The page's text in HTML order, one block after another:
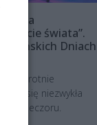
na
świata”.
Dniach
się niezwykła
wieczoru.